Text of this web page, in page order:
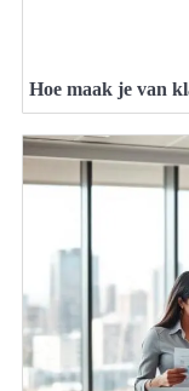
Hoe maak je van